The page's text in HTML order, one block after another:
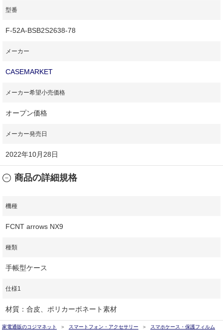
型番
F-52A-BSB2S2638-78
メーカー
CASEMARKET
メーカー希望小売価格
オープン価格
メーカー発売日
2022年10月28日
商品の詳細規格
機種
FCNT arrows NX9
種類
手帳型ケース
仕様1
材質：合皮、ポリカーボネート素材
家電通販のコジマネット スマートフォン・アクセサリー
スマホケース・保護フィルム